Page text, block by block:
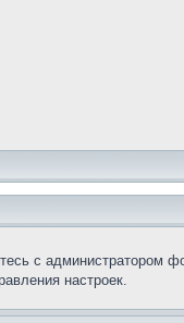
с администратором
настроек.